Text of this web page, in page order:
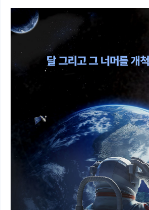
반도체 아카데미
재팬라운지 🌸